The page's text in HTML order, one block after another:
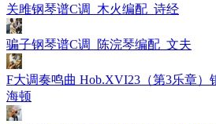
关雎钢琴谱C调_木火编配_诗经
骗子钢琴谱C调_陈浣琴编配_文夫
F大调奏鸣曲 Hob.XVI23（第3乐章）
海顿